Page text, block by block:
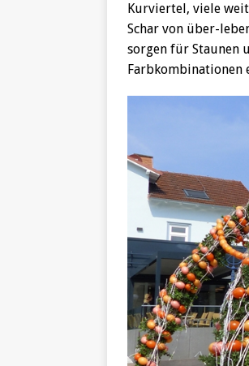
Kurviertel, viele
Schar von über-
sorgen für Staunen
Farbkombinationen